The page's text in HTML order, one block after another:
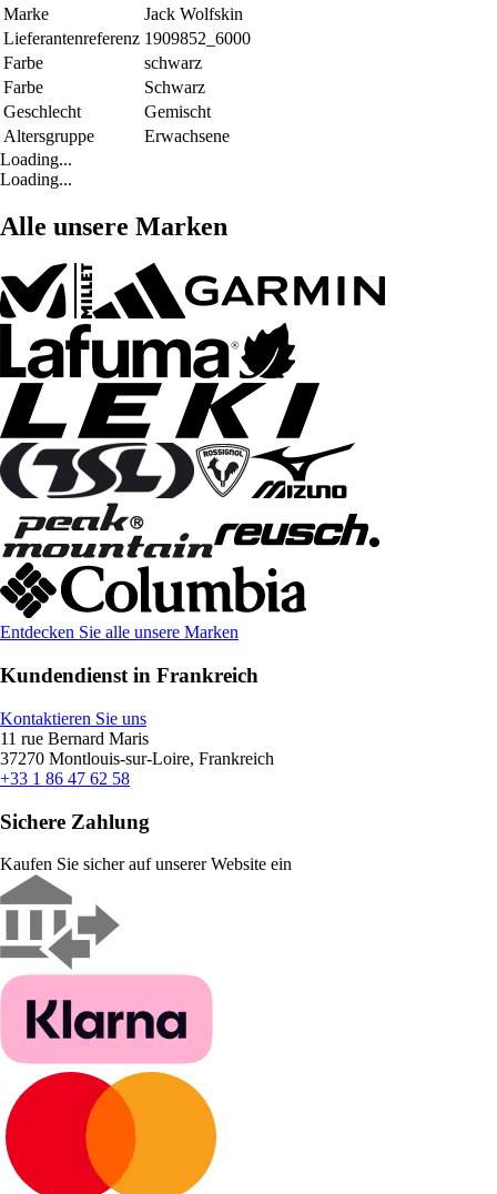
Marke
Jack Wolfskin
Lieferantenreferenz 1909852_6000
Farbe
schwarz
Farbe
Schwarz
Geschlecht
Gemischt
Altersgruppe
Erwachsene
Loading...
Loading...
Alle unsere Marken
Entdecken Sie alle unsere Marken
Kundendienst in Frankreich
Kontaktieren Sie uns
11 rue Bernard Maris
37270 Montlouis-sur-Loire, Frankreich
+33 1 86 47 62 58
Sichere Zahlung
Kaufen Sie sicher auf unserer Website ein